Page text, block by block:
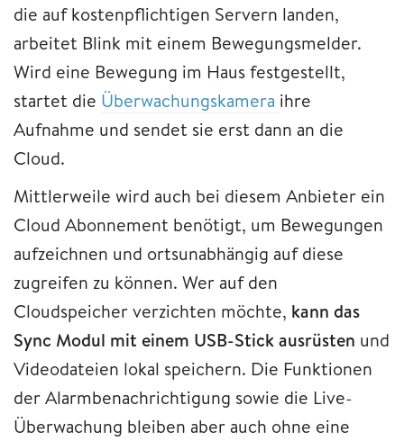
die auf kostenpflichtigen Servern landen,
arbeitet Blink mit einem Bewegungsmelder.
Wird eine Bewegung im Haus festgestellt,
startet die Überwachungskamera ihre
Aufnahme und sendet sie erst dann an die
Cloud.
Mittlerweile wird auch bei diesem Anbieter ein
Cloud Abonnement benötigt, um Bewegungen
aufzeichnen und ortsunabhängig auf diese
zugreifen zu können. Wer auf den
Cloudspeicher verzichten möchte, kann das
Sync Modul mit einem USB-Stick ausrüsten und
Videodateien lokal speichern. Die Funktionen
der Alarmbenachrichtigung sowie die Live-
Überwachung bleiben aber auch ohne eine